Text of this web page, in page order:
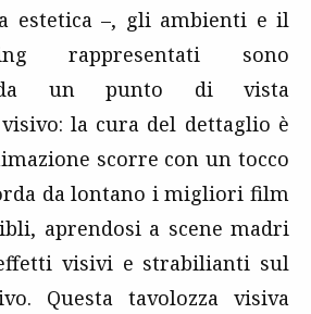
estetica –, gli ambienti e il
rappresentati sono
da un punto di vista
la cura del dettaglio è
scorre con un tocco
da lontano i migliori film
aprendosi a scene madri
visivi e strabilianti sul
Questa tavolozza visiva